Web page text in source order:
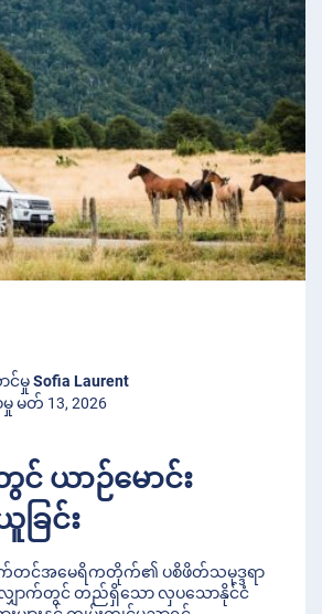
င်မှုSofia Laurent
မတ် 13, 2026
င် ယာဉ်မောင်း
ြင်း
တင်အမေရိကတိုက်၏ ပစိဖိတ်သမုဒ္ဒရာ
ောက်တွင် တည်ရှိသော လှပသောနိုင်ငံ